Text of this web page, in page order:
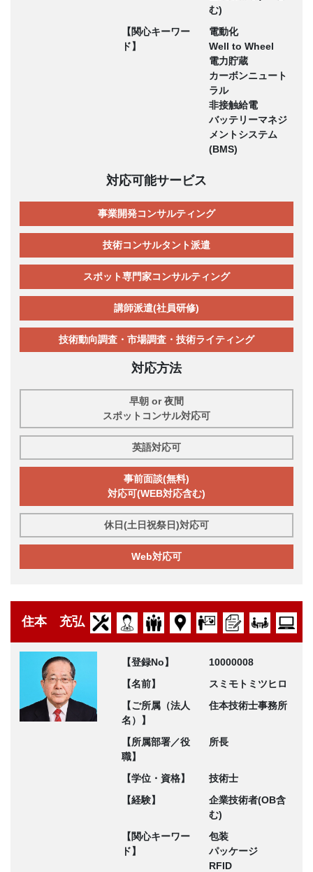
む)
【関心キーワー
ド】
電動化
Well to Wheel
電力貯蔵
カーボンニュート
ラル
非接触給電
バッテリーマネジ
メントシステム
(BMS)
対応可能サービス
事業開発コンサルティング
技術コンサルタント派遣
スポット専門家コンサルティング
講師派遣(社員研修)
技術動向調査・市場調査・技術ライティング
対応方法
早朝 or 夜間
スポットコンサル対応可
英語対応可
事前面談(無料)
対応可(WEB対応含む)
休日(土日祝祭日)対応可
Web対応可
住本 充弘
【登録No】
10000008
【名前】
スミモトミツヒロ
【ご所属（法人
名）】
住本技術士事務所
【所属部署／役
職】
所長
【学位・資格】
技術士
【経験】
企業技術者(OB含
む)
【関心キーワー
ド】
包装
パッケージ
RFID